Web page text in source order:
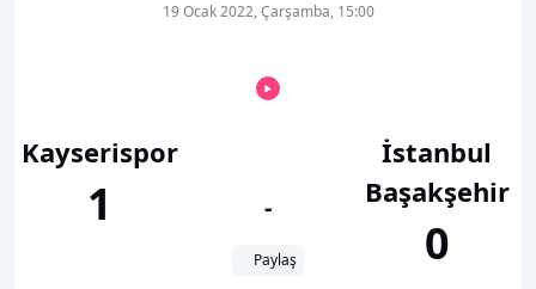
Kayserispor
1
19 Ocak 2022, Çarşamba, 15:00
-
Paylaş
İstanbul
Başakşehir
0